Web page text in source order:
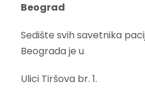
Beograd
Sedište svih savetnika
Beograda je u
Ulici Tiršova br. 1.